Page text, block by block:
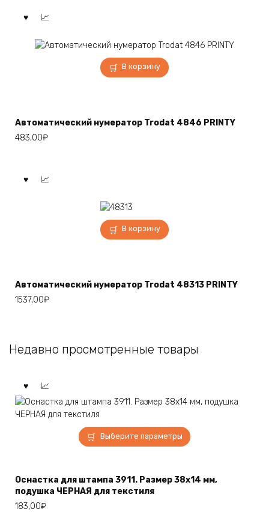
В корзину
Автоматический нумератор Trodat 4846 PRINTY
483,00₽
В корзину
Автоматический нумератор Trodat 48313 PRINTY
1537,00₽
Недавно просмотренные товары
Выберите параметры
Этот
товар
вариаций.
Опции
Оснастка для штампа 3911. Размер 38х14 мм,
подушка ЧЕРНАЯ для текстиля
183,00₽